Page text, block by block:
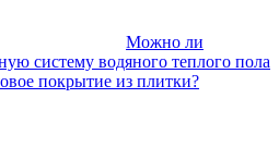
Можно ли
систему водяного теплого пола
покрытие из плитки?